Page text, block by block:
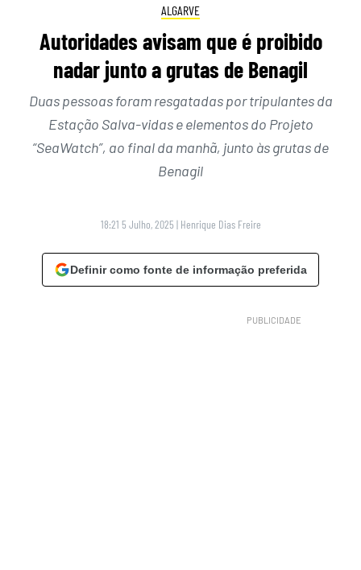
ALGARVE
Autoridades avisam que é proibido
nadar junto a grutas de Benagil
Duas pessoas foram resgatadas por tripulantes da
Estação Salva-vidas e elementos do Projeto
“SeaWatch”, ao final da manhã, junto às grutas de
Benagil
18:21 5 Julho, 2025 | Henrique Dias Freire
Definir como fonte de informação preferida